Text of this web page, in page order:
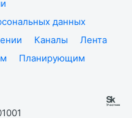
данных
Каналы
Лента
Планирующим